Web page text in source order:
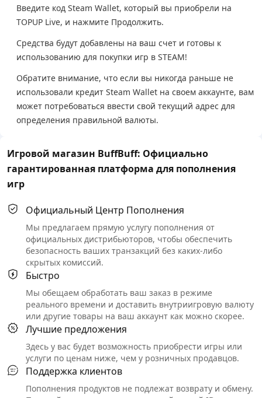
Введите код Steam Wallet, который вы приобрели на
TOPUP Live, и нажмите Продолжить.
Средства будут добавлены на ваш счет и готовы к
использованию для покупки игр в STEAM!
Обратите внимание, что если вы никогда раньше не
использовали кредит Steam Wallet на своем аккаунте, вам
может потребоваться ввести свой текущий адрес для
определения правильной валюты.
Игровой магазин BuffBuff: Официально
гарантированная платформа для пополнения
игр
Официальный Центр Пополнения
Мы предлагаем прямую услугу пополнения от
официальных дистрибьюторов, чтобы обеспечить
безопасность ваших транзакций без каких-либо
скрытых комиссий.
Быстро
Мы обещаем обработать ваш заказ в режиме
реального времени и доставить внутриигровую валюту
или другие товары на ваш аккаунт как можно скорее.
Лучшие предложения
Здесь у вас будет возможность приобрести игры или
услуги по ценам ниже, чем у розничных продавцов.
Поддержка клиентов
Пополнения продуктов не подлежат возврату и обмену.